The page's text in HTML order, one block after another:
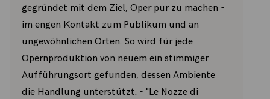
gegründet mit dem Ziel, Oper pur zu machen -
im engen Kontakt zum Publikum und an
ungewöhnlichen Orten. So wird für jede
Opernproduktion von neuem ein stimmiger
Aufführungsort gefunden, dessen Ambiente
die Handlung unterstützt. - "Le Nozze di